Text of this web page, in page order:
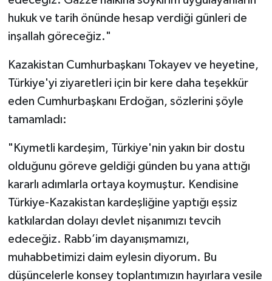
hukuk ve tarih önünde hesap verdiği günleri de
inşallah göreceğiz."
Kazakistan Cumhurbaşkanı Tokayev ve heyetine,
Türkiye'yi ziyaretleri için bir kere daha teşekkür
eden Cumhurbaşkanı Erdoğan, sözlerini şöyle
tamamladı:
"Kıymetli kardeşim, Türkiye'nin yakın bir dostu
olduğunu göreve geldiği günden bu yana attığı
kararlı adımlarla ortaya koymuştur. Kendisine
Türkiye-Kazakistan kardeşliğine yaptığı eşsiz
katkılardan dolayı devlet nişanımızı tevcih
edeceğiz. Rabb’im dayanışmamızı,
muhabbetimizi daim eylesin diyorum. Bu
düşüncelerle konsey toplantımızın hayırlara vesile